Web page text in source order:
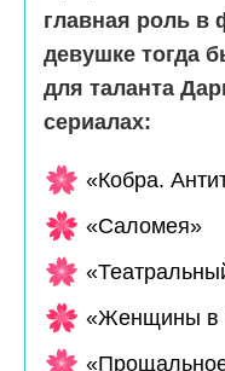
главная роль в
девушке тогда
для таланта
сериалах:
«Кобра.
«Саломея»
«Женщины в